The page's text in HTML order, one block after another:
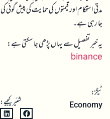
مدتی استحکام اور قیمتوں کی حمایت کی پیش گوئی کی
جا رہی ہے۔
یہ خبر تفصیل سے یہاں پڑھی جا سکتی ہے:
binance
ٹیگز:
Economy شئیر کیجیے: